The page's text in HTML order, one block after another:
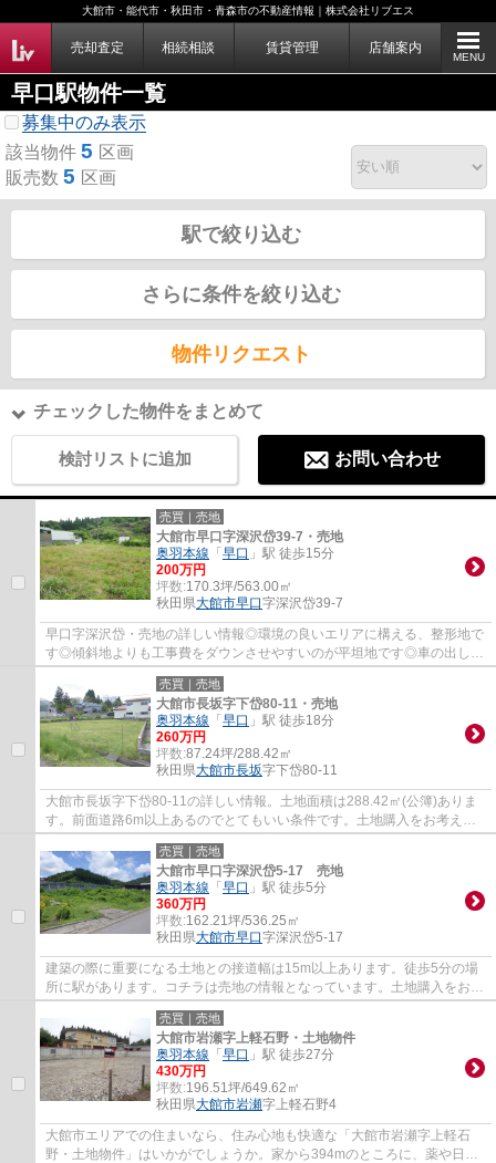
大館市・能代市・秋田市・青森市の不動産情報｜株式会社リブエス
売却査定 相続相談 賃貸管理 店舗案内
MENU
早口駅物件一覧
募集中のみ表示
該当物件 5 区画
販売数 5 区画
駅で絞り込む
さらに条件を絞り込む
物件リクエスト
チェックした物件をまとめて
検討リストに追加 お問い合わせ
売買｜売地
大館市早口字深沢岱39-7・売地
奥羽本線 「 早口 」駅 徒歩15分
200万円
坪数:170.3坪/563.00㎡
秋田県大館市早口字深沢岱39-7
早口字深沢岱・売地の詳しい情報◎環境の良いエリアに構える、整形地で
す◎傾斜地よりも工事費をダウンさせやすいのが平坦地です◎車の出し入
れがしやすい6m以上の前面道路になっておりま...
売買｜売地
大館市長坂字下岱80-11・売地
奥羽本線 「 早口 」駅 徒歩18分
260万円
坪数:87.24坪/288.42㎡
秋田県大館市長坂字下岱80-11
大館市長坂字下岱80-11の詳しい情報。土地面積は288.42㎡(公簿)ありま
す。前面道路6m以上あるのでとてもいい条件です。土地購入をお考えの
方に好条件の売地が多数あります。高額なお買...
売買｜売地
大館市早口字深沢岱5-17 売地
奥羽本線 「 早口 」駅 徒歩5分
360万円
坪数:162.21坪/536.25㎡
秋田県大館市早口字深沢岱5-17
建築の際に重要になる土地との接道幅は15m以上あります。徒歩5分の場
所に駅があります。コチラは売地の情報となっています。土地購入をお考
えの方は是非。360万円という価格を実現して...
売買｜売地
大館市岩瀬字上軽石野・土地物件
奥羽本線 「 早口 」駅 徒歩27分
430万円
坪数:196.51坪/649.62㎡
秋田県大館市岩瀬字上軽石野4
大館市エリアでの住まいなら、住み心地も快適な「大館市岩瀬字上軽石
野・土地物件」はいかがでしょうか。家から394mのところに、薬や日用